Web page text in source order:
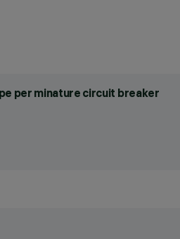
per minature circuit breaker